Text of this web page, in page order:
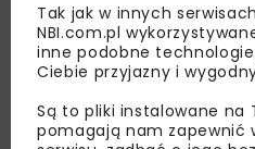
Tak jak w innych
NBI.com.pl
inne podobne
Ciebie przyjazny i
Są to pliki instalowane na
pomagają nam zapewnić